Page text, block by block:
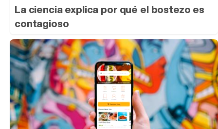
La ciencia explica por qué el bostezo es
contagioso